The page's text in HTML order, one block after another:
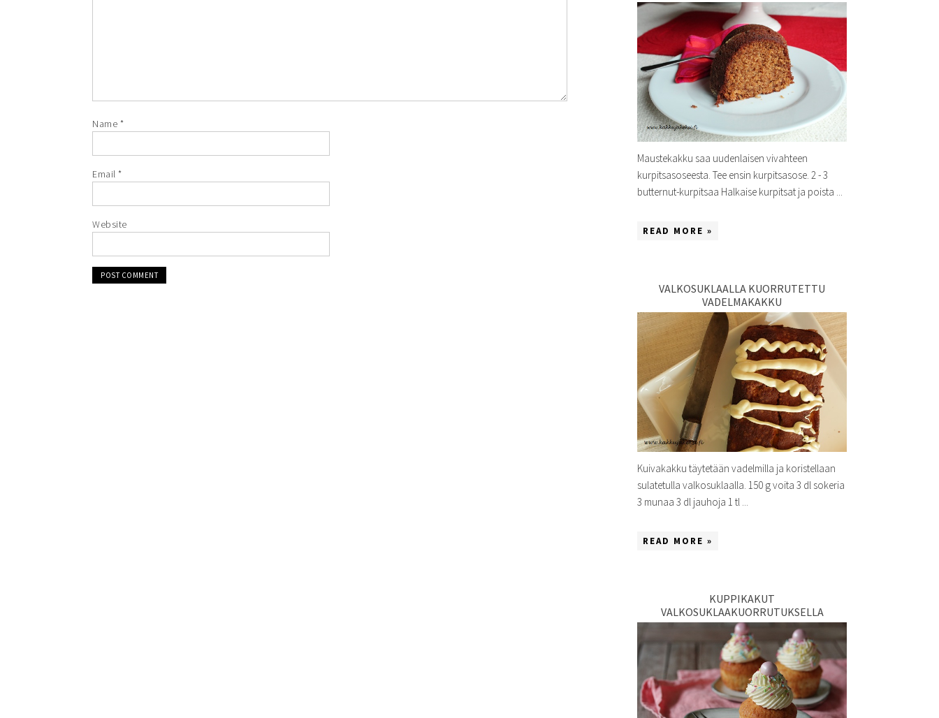
Name *
Email *
Website
Maustekakku saa uudenlaisen vivahteen
kurpitsasoseesta. Tee ensin kurpitsasose. 2 - 3
butternut-kurpitsaa Halkaise kurpitsat ja poista ...
READ MORE »
VALKOSUKLAALLA KUORRUTETTU
VADELMAKAKKU
Kuivakakku täytetään vadelmilla ja koristellaan
sulatetulla valkosuklaalla. 150 g voita 3 dl sokeria
3 munaa 3 dl jauhoja 1 tl ...
READ MORE »
KUPPIKAKUT
VALKOSUKLAAKUORRUTUKSELLA